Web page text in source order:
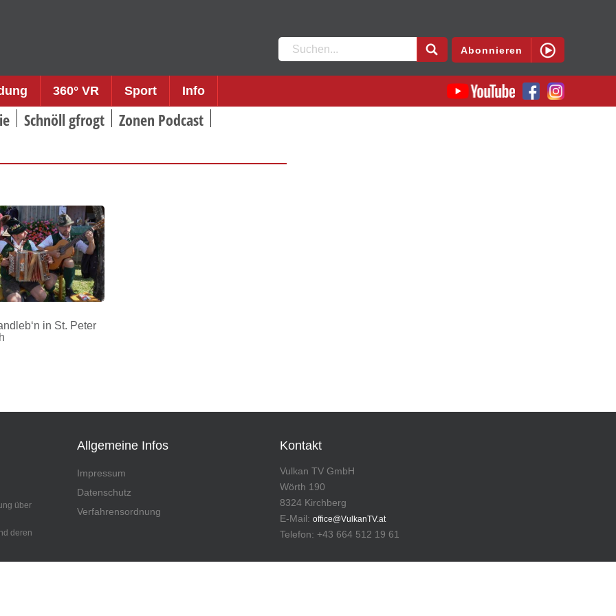
Suchen
nach:
Abonnieren
360° VR Sport Info
Schnöll gfrogt Zonen Podcast
in St. Peter
über
deren
Allgemeine Infos
Impressum
Datenschutz
Verfahrensordnung
Kontakt
Vulkan TV GmbH
Wörth 190
8324 Kirchberg
E-Mail:office@VulkanTV.at
Telefon: +43 664 512 19 61